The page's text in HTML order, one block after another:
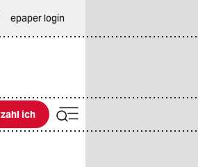
epaper login
ich ich